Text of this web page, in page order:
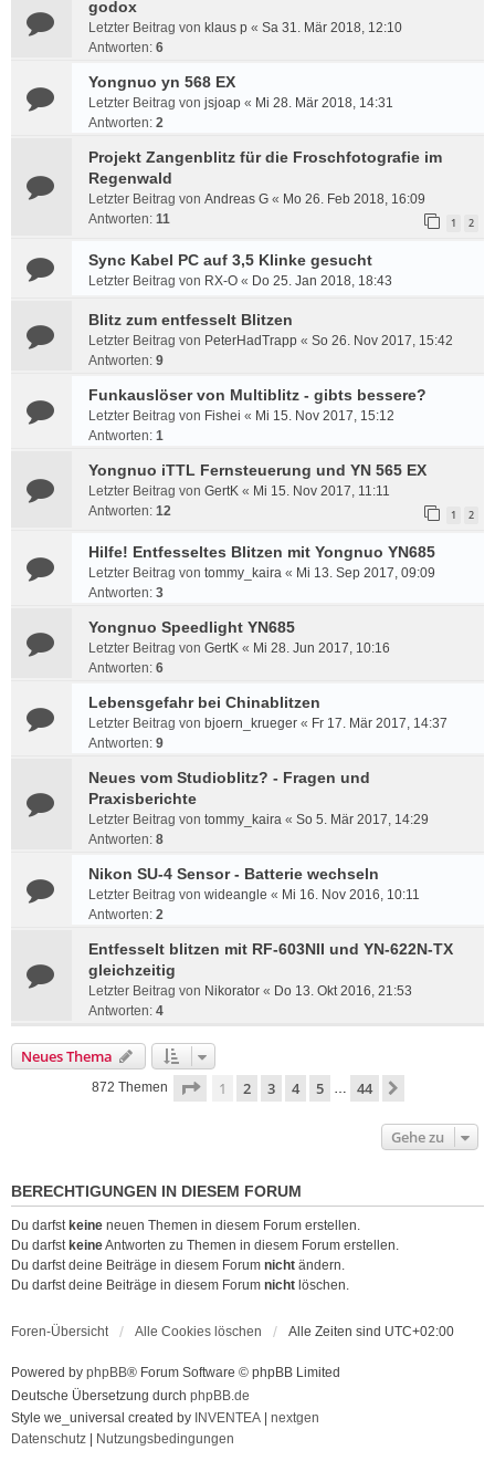
godox
Letzter Beitrag von klaus p « Sa 31. Mär 2018, 12:10
Antworten: 6
Yongnuo yn 568 EX
Letzter Beitrag von jsjoap « Mi 28. Mär 2018, 14:31
Antworten: 2
Projekt Zangenblitz für die Froschfotografie im
Regenwald
Letzter Beitrag von Andreas G « Mo 26. Feb 2018, 16:09
Antworten: 11 1 2
Sync Kabel PC auf 3,5 Klinke gesucht
Letzter Beitrag von RX-O « Do 25. Jan 2018, 18:43
Blitz zum entfesselt Blitzen
Letzter Beitrag von PeterHadTrapp « So 26. Nov 2017, 15:42
Antworten: 9
Funkauslöser von Multiblitz - gibts bessere?
Letzter Beitrag von Fishei « Mi 15. Nov 2017, 15:12
Antworten: 1
Yongnuo iTTL Fernsteuerung und YN 565 EX
Letzter Beitrag von GertK « Mi 15. Nov 2017, 11:11
Antworten: 12 1 2
Hilfe! Entfesseltes Blitzen mit Yongnuo YN685
Letzter Beitrag von tommy_kaira « Mi 13. Sep 2017, 09:09
Antworten: 3
Yongnuo Speedlight YN685
Letzter Beitrag von GertK « Mi 28. Jun 2017, 10:16
Antworten: 6
Lebensgefahr bei Chinablitzen
Letzter Beitrag von bjoern_krueger « Fr 17. Mär 2017, 14:37
Antworten: 9
Neues vom Studioblitz? - Fragen und
Praxisberichte
Letzter Beitrag von tommy_kaira « So 5. Mär 2017, 14:29
Antworten: 8
Nikon SU-4 Sensor - Batterie wechseln
Letzter Beitrag von wideangle « Mi 16. Nov 2016, 10:11
Antworten: 2
Entfesselt blitzen mit RF-603NII und YN-622N-TX
gleichzeitig
Letzter Beitrag von Nikorator « Do 13. Okt 2016, 21:53
Antworten: 4
Neues Thema
872 Themen Seite 1von 44
1 2 3 4 5 … 44
Gehe zu
BERECHTIGUNGEN IN DIESEM FORUM
Du darfst keine neuen Themen in diesem Forum erstellen.
Du darfst keineAntworten zu Themen in diesem Forum erstellen.
Du darfst deine Beiträge in diesem Forum nicht ändern.
Du darfst deine Beiträge in diesem Forum nicht löschen.
Foren-Übersicht Alle Cookies löschen Alle Zeiten sind UTC+02:00
Powered by phpBB® Forum Software © phpBB Limited
Deutsche Übersetzung durch phpBB.de
Style we_universal created by INVENTEA
nextgen
Datenschutz
Nutzungsbedingungen